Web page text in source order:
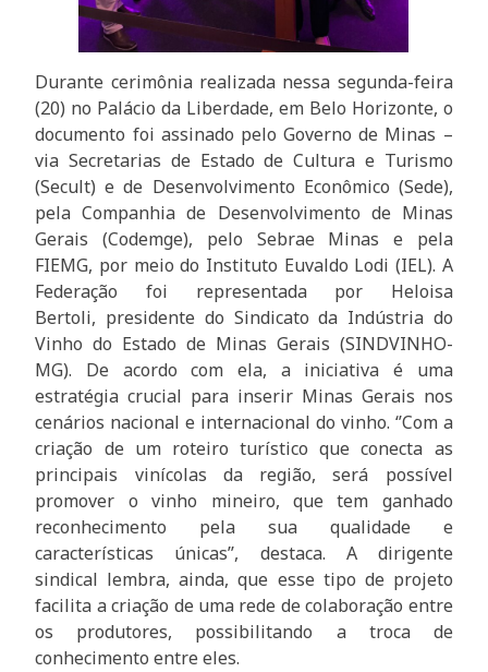
Durante cerimônia realizada nessa segunda-feira
(20) no Palácio da Liberdade, em Belo Horizonte, o
documento foi assinado pelo Governo de Minas –
via Secretarias de Estado de Cultura e Turismo
(Secult) e de Desenvolvimento Econômico (Sede),
pela Companhia de Desenvolvimento de Minas
Gerais (Codemge), pelo Sebrae Minas e pela
FIEMG, por meio do Instituto Euvaldo Lodi (IEL). A
Federação foi representada por Heloisa
Bertoli, presidente do Sindicato da Indústria do
Vinho do Estado de Minas Gerais (SINDVINHO-
MG). De acordo com ela, a iniciativa é uma
estratégia crucial para inserir Minas Gerais nos
cenários nacional e internacional do vinho. ‘’Com a
criação de um roteiro turístico que conecta as
principais vinícolas da região, será possível
promover o vinho mineiro, que tem ganhado
reconhecimento pela sua qualidade e
características únicas’’, destaca. A dirigente
sindical lembra, ainda, que esse tipo de projeto
facilita a criação de uma rede de colaboração entre
os produtores, possibilitando a troca de
conhecimento entre eles.